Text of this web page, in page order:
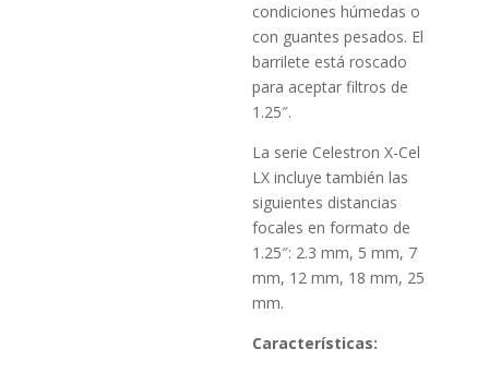
condiciones húmedas o
con guantes pesados. El
barrilete está roscado
para aceptar filtros de
1.25″.
La serie Celestron X-Cel
LX incluye también las
siguientes distancias
focales en formato de
1.25″: 2.3 mm, 5 mm, 7
mm, 12 mm, 18 mm, 25
mm.
Características: